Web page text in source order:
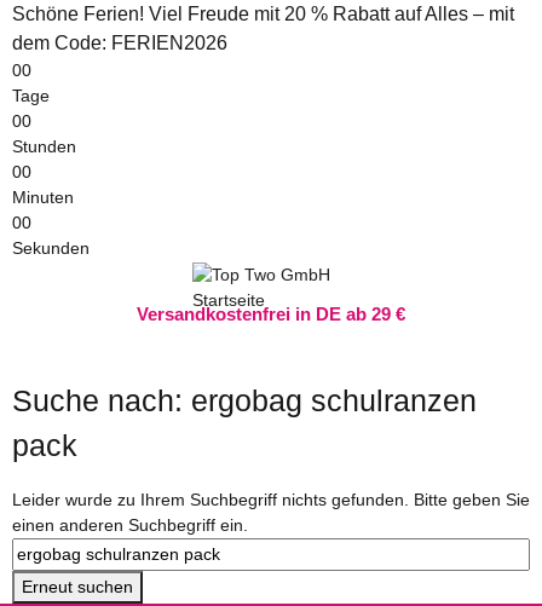
Schöne Ferien! Viel Freude mit 20 % Rabatt auf Alles – mit
dem Code: FERIEN2026
00
Tage
00
Stunden
00
Minuten
00
Sekunden
Versandkostenfrei in DE ab 29 €
Suche nach: ergobag schulranzen
pack
xLeider wurde zu Ihrem Suchbegriff nichts gefunden. Bitte geben Sie
einen anderen Suchbegriff ein.
Erneut suchen